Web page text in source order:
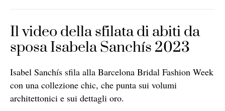
Il video della sfilata di abiti da
sposa Isabela Sanchís 2023
Isabel Sanchís sfila alla Barcelona Bridal Fashion Week
con una collezione chic, che punta sui volumi
architettonici e sui dettagli oro.